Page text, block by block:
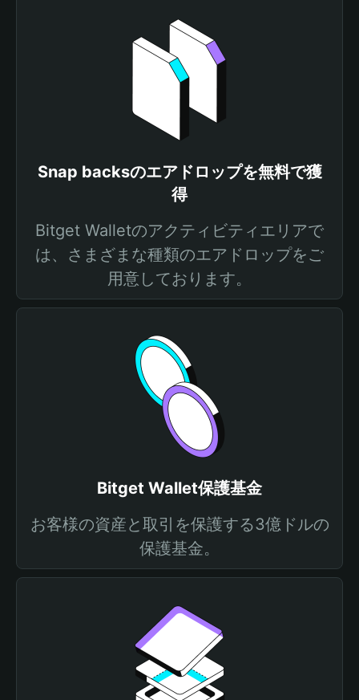
Snap backsのエアドロップを無料で獲
得
Bitget Walletのアクティビティエリアで
は、さまざまな種類のエアドロップをご
用意しております。
Bitget Wallet保護基金
お客様の資産と取引を保護する3億ドルの
保護基金。